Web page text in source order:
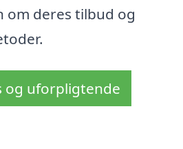
om deres tilbud og
og uforpligtende